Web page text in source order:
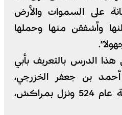
على السموات والأرض
وأشفقن منها وحملها
هذا الدرس بالتعريف بأبي
بن جعفر الخزرجي،
والذي ولد بمدينة سبتة عام 524 ونزل بمراكش،